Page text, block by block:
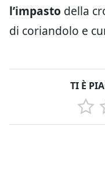
l’impasto della
di coriandolo e
TI È